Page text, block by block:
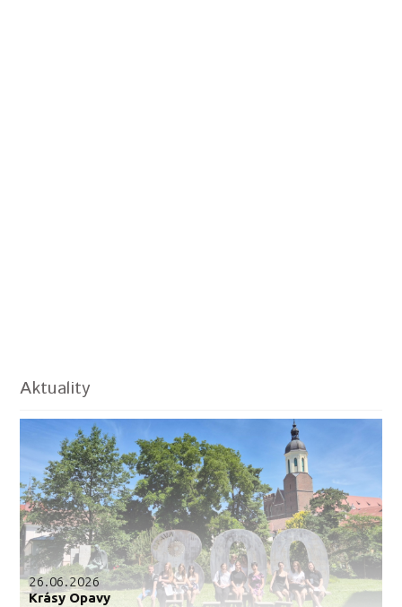
Aktuality
26.06.2026
Krásy Opavy